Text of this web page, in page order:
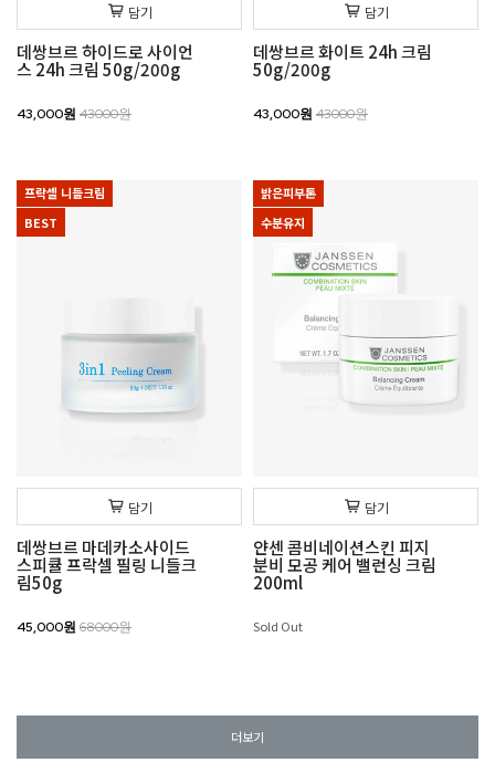
담기
데쌍브르 하이드로 사이언
스 24h 크림 50g/200g
43,000원 43000원
담기
데쌍브르 화이트 24h 크림
50g/200g
43,000원 43000원
프락셀 니들크림
BEST
담기
데쌍브르 마데카소사이드
스피큘 프락셀 필링 니들크
림50g
45,000원 68000원
밝은피부톤
수분유지
담기
얀센 콤비네이션스킨 피지
분비 모공 케어 밸런싱 크림
200ml
Sold Out
더보기